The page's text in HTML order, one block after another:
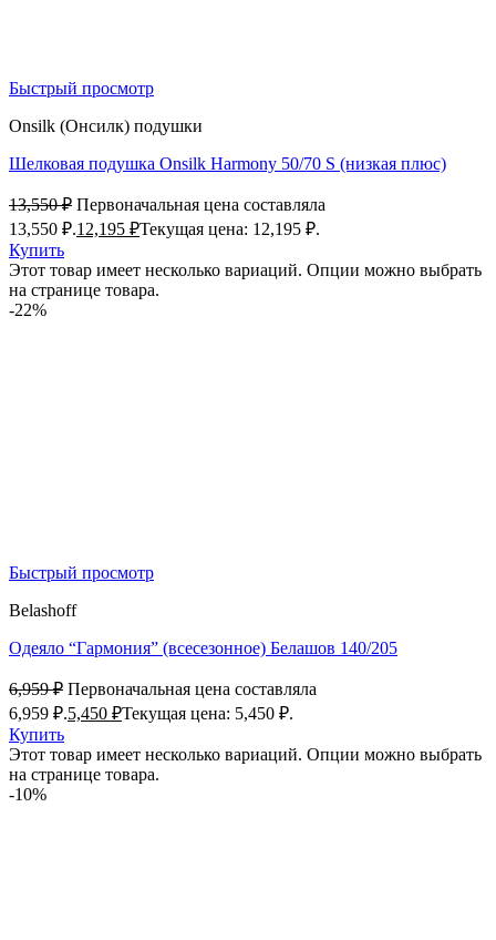
Быстрый просмотр
Onsilk (Онсилк) подушки
Шелковая подушка Onsilk Harmony 50/70 S (низкая плюс)
13,550₽ Первоначальная цена составляла
13,550 ₽.12,195 ₽Текущая цена: 12,195 ₽.
Купить
Этот товар имеет несколько вариаций. Опции можно выбрать
на странице товара.
-22%
Быстрый просмотр
Belashoff
Одеяло “Гармония” (всесезонное) Белашов 140/205
6,959₽ Первоначальная цена составляла
6,959 ₽.5,450 ₽Текущая цена: 5,450 ₽.
Купить
Этот товар имеет несколько вариаций. Опции можно выбрать
на странице товара.
-10%